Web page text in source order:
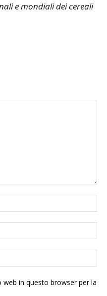
e mondiali dei cereali
in questo browser per la